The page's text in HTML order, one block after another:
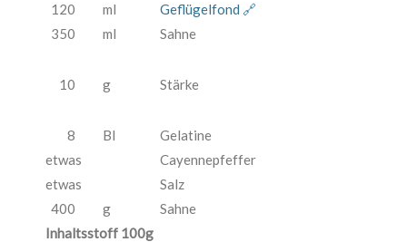
120
ml
Geflügelfond 🔗
350
ml Sahne
10 g Stärke
8 Bl
Gelatine
etwas
Cayennepfeffer
etwas
Salz
400
g
Sahne
Inhaltsstoff 100g